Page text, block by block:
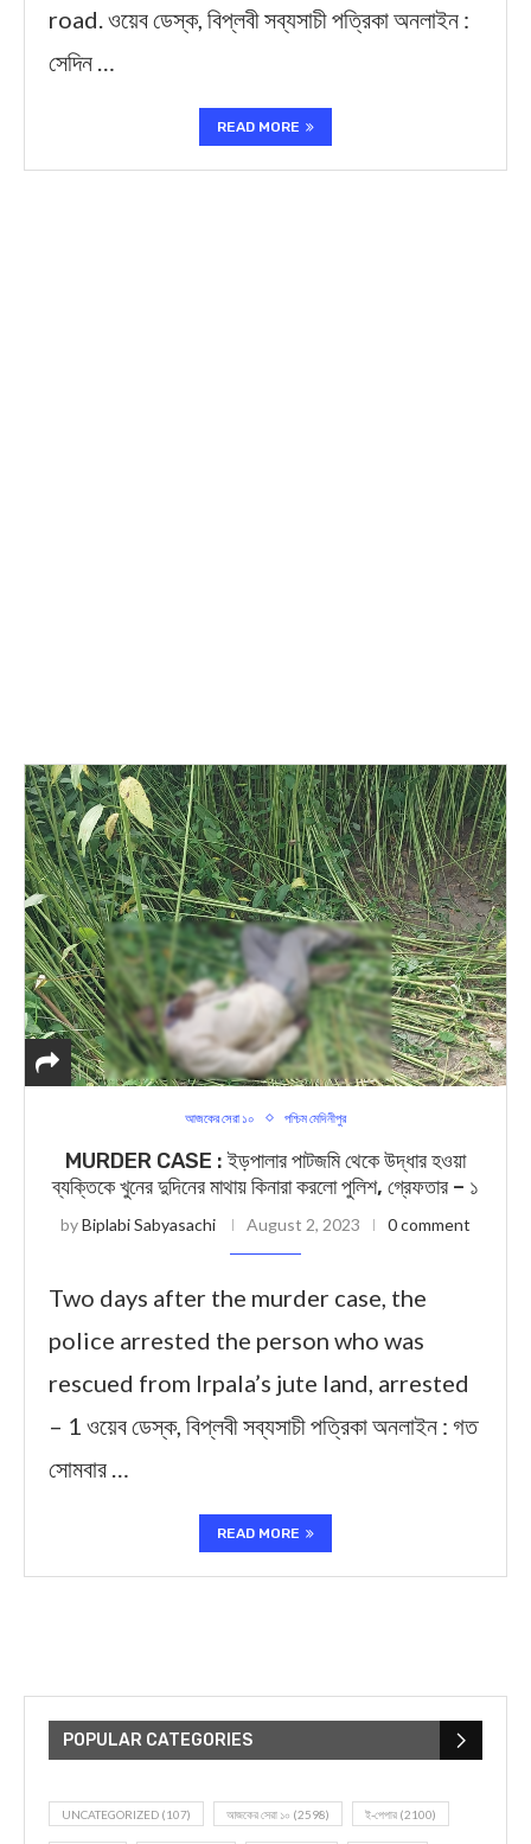
road. ওয়েব ডেস্ক, বিপ্লবী সব্যসাচী পত্রিকা অনলাইন :
সেদিন …
READ MORE
আজকের সেরা ১০ পশ্চিম মেদিনীপুর
MURDER CASE : ইড়পালার পাটজমি থেকে উদ্ধার হওয়া
ব্যক্তিকে খুনের দুদিনের মাথায় কিনারা করলো পুলিশ, গ্রেফতার – ১
byBiplabi Sabyasachi August 2, 2023 0 comment
Two days after the murder case, the
police arrested the person who was
rescued from Irpala’s jute land, arrested
– 1 ওয়েব ডেস্ক, বিপ্লবী সব্যসাচী পত্রিকা অনলাইন : গত
সোমবার …
READ MORE
POPULAR CATEGORIES
UNCATEGORIZED (107) আজকের সেরা ১০ (2598) ই-পেপার (2100)